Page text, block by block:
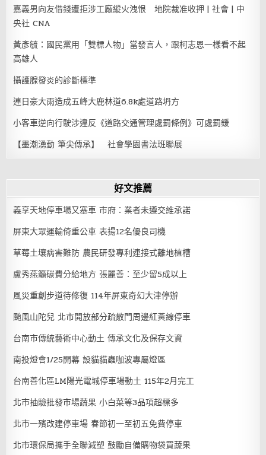
嘉義男向友借錢遭拒涉工廠縱火洩恨 地院裁准收押 | 社會 | 中
央社 CNA
黃彥毓：國民黨用「雙標人物」當發言人，跟柯志恩一樣看不起
高雄人
攝護腺發炎的診斷標準
連日豪大雨造成五峰大鹿林道6.8k處道路坍方
小客車逆向行駛涉違反《道路交通管理處罰條例》可處罰鍰
【墨潮湧動 筆尖傳承】 社會學園書法班聯展
好文推薦
義享天地停車場又塞車 市府：業者未遵交維承諾
屏東大眾運輸倚重公車 表揚12名優良司機
草莓土壤病害難防 農民研發專利連接式離地植槽
盧秀燕籲碳費分給地方 張麗善：至少留5成以上
風災重創步道待修復 114年屏東奇幻大津停辦
颱風山陀兒 北市開放部分疏散門周邊紅黃線停車
台南市傳統藝術中心動土 傳承文化及保存文資
南投燈會1/25開幕 設貓貓蟲咖波專屬燈區
台南善化區LM陽光電城停車場動土 115年2月完工
北市抽驗批發市場蔬果 小白菜等3品項超標多
北市一殯改建停車場 春節初一至初五免費停車
北市環保局攜手全聯減塑 鼓勵自備購物袋買蔬果